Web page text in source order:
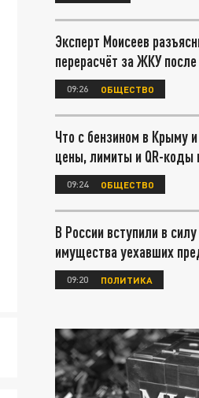
Эксперт Моисеев
перерасчёт за ЖКУ
09:26 ОБЩЕСТВО
Что с бензином в Крыму
цены, лимиты и QR-коды
09:24 ОБЩЕСТВО
В России вступили в
имущества уехавших
09:20 ПОЛИТИКА